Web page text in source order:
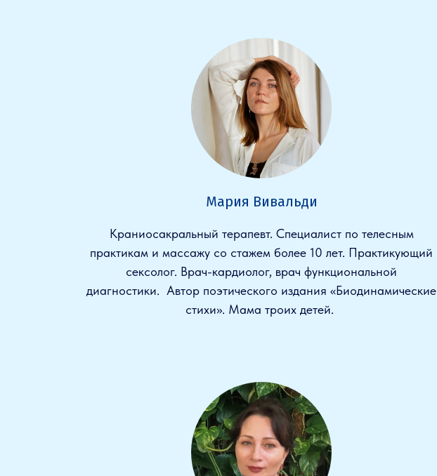
Мария Вивальди
Краниосакральный терапевт. Специалист по телесным
практикам и массажу со стажем более 10 лет. Практикующий
сексолог. Врач-кардиолог, врач функциональной
диагностики. Автор поэтического издания «Биодинамические
стихи». Мама троих детей.